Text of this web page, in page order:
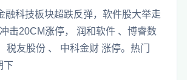
融科技板块超跌反弹，软件股大举走
击20CM涨停， 润和软件 、博睿数
税友股份 、 中科金财 涨停。热门
下